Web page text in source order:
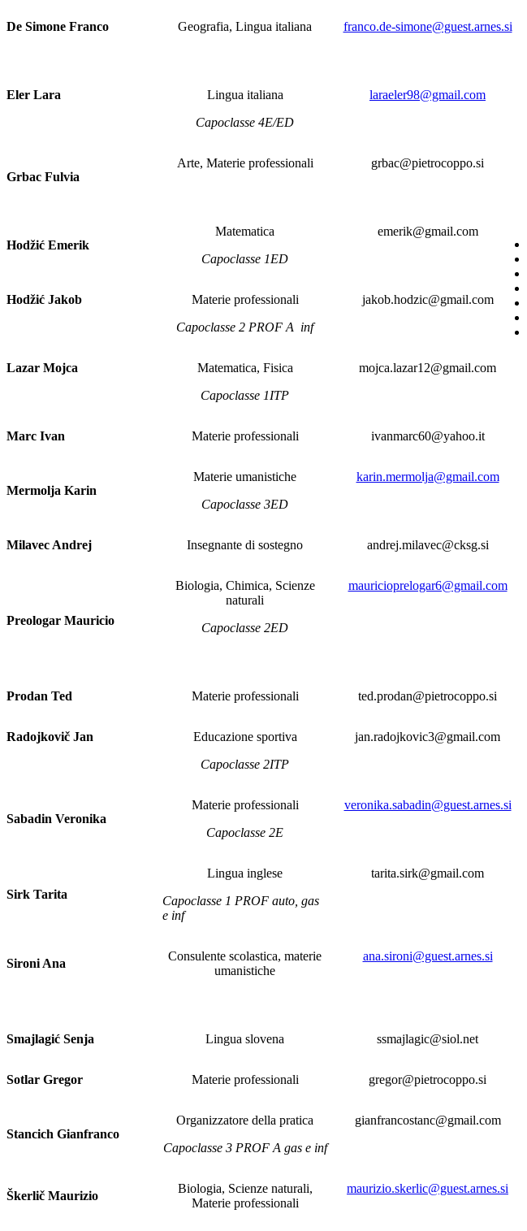
De Simone Franco Geografia, Lingua italiana franco.de-simone@guest.arnes.si
Eler Lara
Lingua italiana
Capoclasse 4E/ED
laraeler98@gmail.com
Grbac Fulvia
Arte, Materie professionali grbac@pietrocoppo.si
Hodžić Emerik
Matematica
Capoclasse 1ED
emerik@gmail.com
Hodžić Jakob
Materie professionali
Capoclasse 2 PROF A inf
jakob.hodzic@gmail.com
Lazar Mojca
Matematica, Fisica
Capoclasse 1ITP
mojca.lazar12@gmail.com
Marc Ivan Materie professionali ivanmarc60@yahoo.it
Mermolja Karin
Materie umanistiche
Capoclasse 3ED
karin.mermolja@gmail.com
Milavec Andrej Insegnante di sostegno andrej.milavec@cksg.si
Preologar Mauricio
Biologia, Chimica, Scienze
naturali
Capoclasse 2ED
mauricioprelogar6@gmail.com
Prodan Ted Materie professionali ted.prodan@pietrocoppo.si
Radojkovič Jan
Educazione sportiva
Capoclasse 2ITP
jan.radojkovic3@gmail.com
Sabadin Veronika
Materie professionali
Capoclasse 2E
veronika.sabadin@guest.arnes.si
Sirk Tarita
Lingua inglese
Capoclasse 1 PROF auto, gas
e inf
tarita.sirk@gmail.com
Sironi Ana
Consulente scolastica, materie
umanistiche
ana.sironi@guest.arnes.si
Smajlagić Senja Lingua slovena ssmajlagic@siol.net
Sotlar Gregor Materie professionali gregor@pietrocoppo.si
Stancich Gianfranco
Organizzatore della pratica
Capoclasse 3 PROF A gas e inf
gianfrancostanc@gmail.com
Škerlič Maurizio
Biologia, Scienze naturali,
Materie professionali
maurizio.skerlic@guest.arnes.si